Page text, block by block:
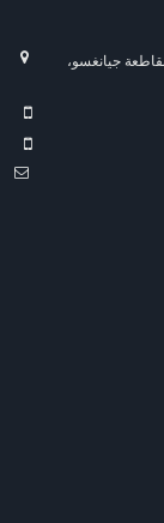
مقاطعة جيانغسو،